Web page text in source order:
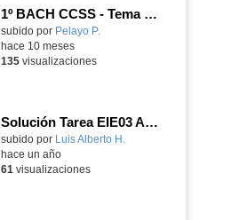
1º BACH CCSS - Tema 2 - Tarea 1
Contenido educativo.
subido por Pelayo P.
hace 10 meses
135visualizaciones
Solución Tarea EIE03 Actividad 1
Contenido educativo.
subido por Luis Alberto H.
hace un año
61 visualizaciones